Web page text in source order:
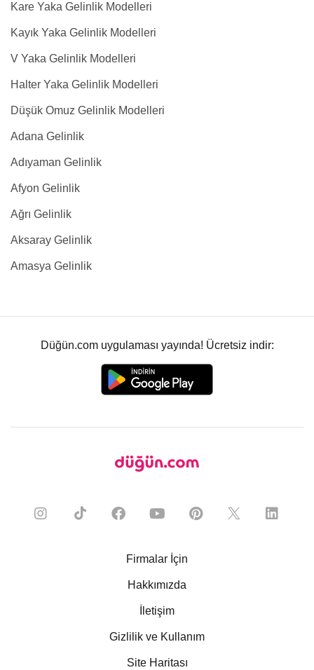
Kare Yaka Gelinlik Modelleri
Kayık Yaka Gelinlik Modelleri
V Yaka Gelinlik Modelleri
Halter Yaka Gelinlik Modelleri
Düşük Omuz Gelinlik Modelleri
Adana Gelinlik
Adıyaman Gelinlik
Afyon Gelinlik
Ağrı Gelinlik
Aksaray Gelinlik
Amasya Gelinlik
Düğün.com uygulaması yayında! Ücretsiz indir:
Firmalar İçin
Hakkımızda
İletişim
Gizlilik ve Kullanım
Site Haritası